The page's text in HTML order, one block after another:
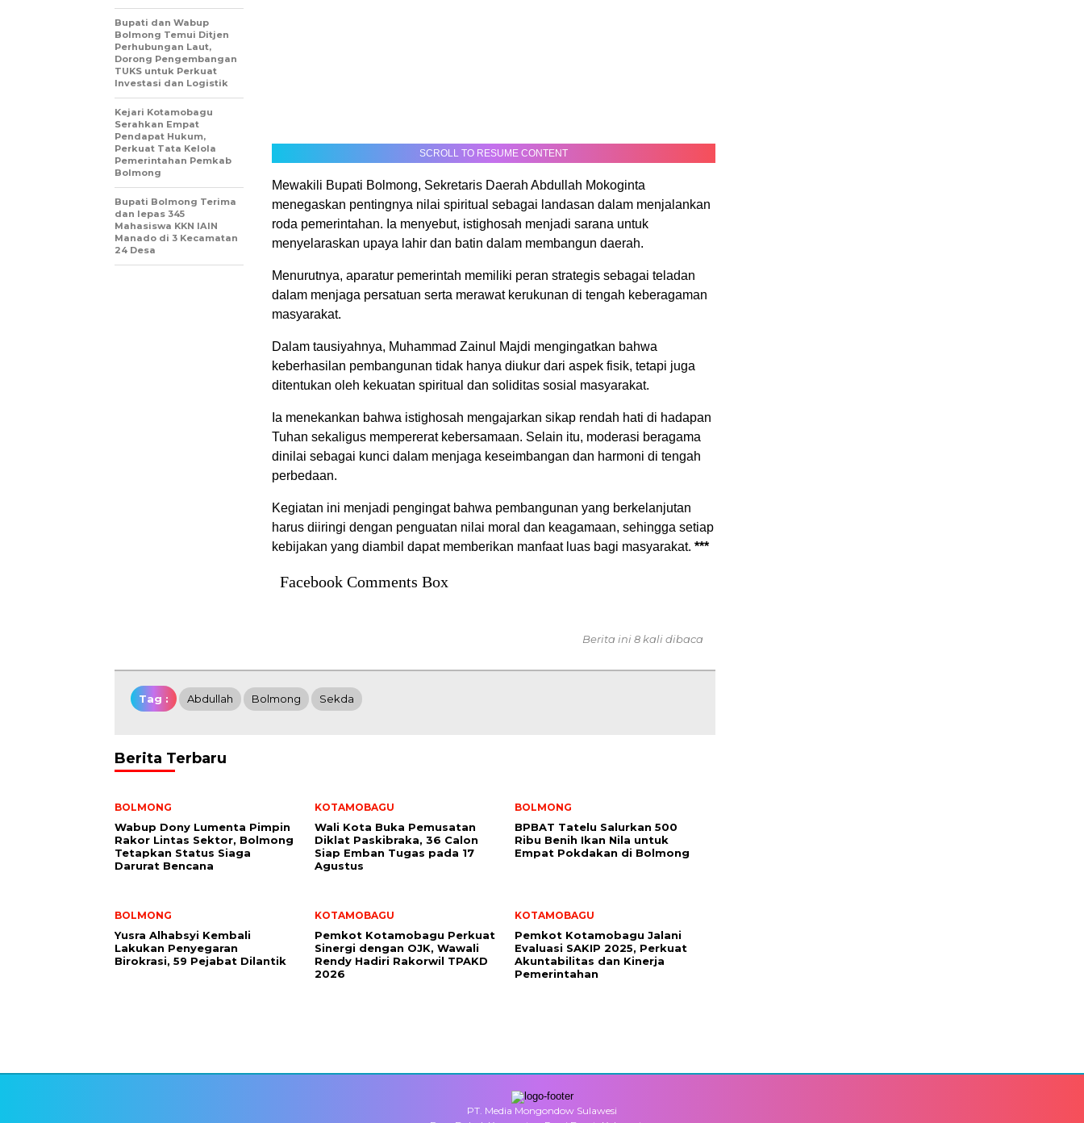
SCROLL TO RESUME CONTENT
Mewakili Bupati Bolmong, Sekretaris Daerah Abdullah Mokoginta
menegaskan pentingnya nilai spiritual sebagai landasan dalam menjalankan
roda pemerintahan. Ia menyebut, istighosah menjadi sarana untuk
menyelaraskan upaya lahir dan batin dalam membangun daerah.
Menurutnya, aparatur pemerintah memiliki peran strategis sebagai teladan
dalam menjaga persatuan serta merawat kerukunan di tengah keberagaman
masyarakat.
Dalam tausiyahnya, Muhammad Zainul Majdi mengingatkan bahwa
keberhasilan pembangunan tidak hanya diukur dari aspek fisik, tetapi juga
ditentukan oleh kekuatan spiritual dan soliditas sosial masyarakat.
Ia menekankan bahwa istighosah mengajarkan sikap rendah hati di hadapan
Tuhan sekaligus mempererat kebersamaan. Selain itu, moderasi beragama
dinilai sebagai kunci dalam menjaga keseimbangan dan harmoni di tengah
perbedaan.
Kegiatan ini menjadi pengingat bahwa pembangunan yang berkelanjutan
harus diiringi dengan penguatan nilai moral dan keagamaan, sehingga setiap
kebijakan yang diambil dapat memberikan manfaat luas bagi masyarakat. ***
Facebook Comments Box
Bupati dan Wabup
Bolmong Temui Ditjen
Perhubungan Laut,
Dorong Pengembangan
TUKS untuk Perkuat
Investasi dan Logistik
Kejari Kotamobagu
Serahkan Empat
Pendapat Hukum,
Perkuat Tata Kelola
Pemerintahan Pemkab
Bolmong
Bupati Bolmong Terima
dan lepas 345
Mahasiswa KKN IAIN
Manado di 3 Kecamatan
24 Desa
Berita ini 8 kali dibaca
Tag : Abdullah Bolmong Sekda
Berita Terbaru
BOLMONG
Wabup Dony Lumenta Pimpin
Rakor Lintas Sektor, Bolmong
Tetapkan Status Siaga
Darurat Bencana
KOTAMOBAGU
Wali Kota Buka Pemusatan
Diklat Paskibraka, 36 Calon
Siap Emban Tugas pada 17
Agustus
BOLMONG
BPBAT Tatelu Salurkan 500
Ribu Benih Ikan Nila untuk
Empat Pokdakan di Bolmong
BOLMONG
Yusra Alhabsyi Kembali
Lakukan Penyegaran
Birokrasi, 59 Pejabat Dilantik
KOTAMOBAGU
Pemkot Kotamobagu Perkuat
Sinergi dengan OJK, Wawali
Rendy Hadiri Rakorwil TPAKD
2026
KOTAMOBAGU
Pemkot Kotamobagu Jalani
Evaluasi SAKIP 2025, Perkuat
Akuntabilitas dan Kinerja
Pemerintahan
PT. Media Mongondow Sulawesi